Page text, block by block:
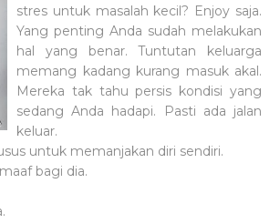
stres untuk masalah kecil? Enjoy saja.
Yang penting Anda sudah melakukan
hal yang benar. Tuntutan keluarga
memang kadang kurang masuk akal.
Mereka tak tahu persis kondisi yang
sedang Anda hadapi. Pasti ada jalan
keluar.
untuk memanjakan diri sendiri.
bagi dia.